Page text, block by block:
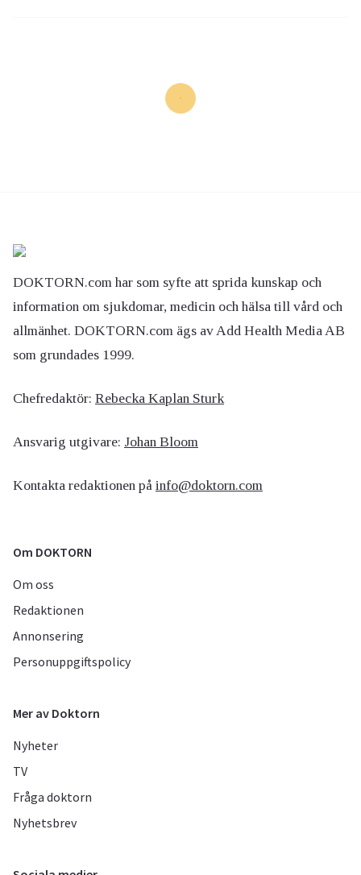
DOKTORN.com har som syfte att sprida kunskap och
information om sjukdomar, medicin och hälsa till vård och
allmänhet. DOKTORN.com ägs av Add Health Media AB
som grundades 1999.
Chefredaktör: Rebecka Kaplan Sturk
Ansvarig utgivare: Johan Bloom
Kontakta redaktionen på info@doktorn.com
Om DOKTORN
Om oss
Redaktionen
Annonsering
Personuppgiftspolicy
Mer av Doktorn
Nyheter
TV
Fråga doktorn
Nyhetsbrev